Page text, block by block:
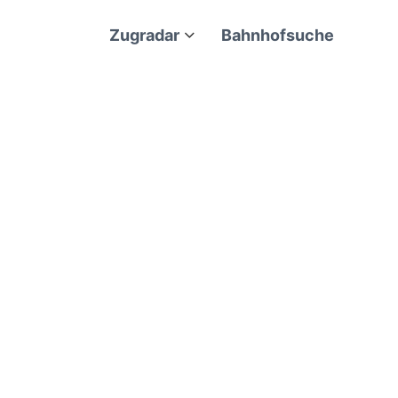
Zugradar Bahnhofsuche